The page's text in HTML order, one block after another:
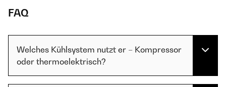
FAQ
Welches Kühlsystem nutzt er – Kompressor
oder thermoelektrisch?